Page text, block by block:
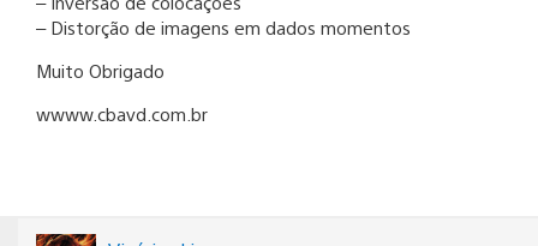
– Distorção de imagens em dados momentos
Muito Obrigado
wwww.cbavd.com.br